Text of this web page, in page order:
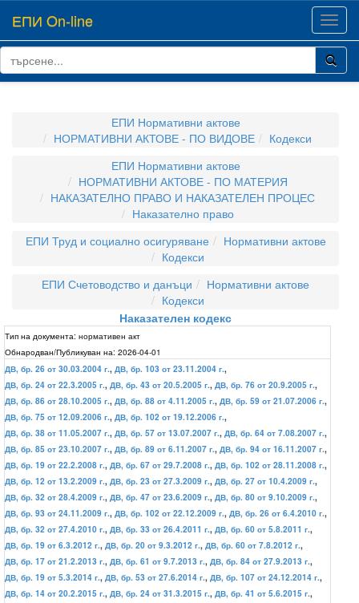
ЕПИ On-line
ЕПИ Нормативни актове
НОРМАТИВНИ АКТОВЕ - ПО ВИДОВЕ
Кодекси
ЕПИ Нормативни актове
НОРМАТИВНИ АКТОВЕ - ПО МАТЕРИЯ
НАКАЗАТЕЛНО ПРАВО И НАКАЗАТЕЛЕН ПРОЦЕС
Наказателно право
ЕПИ Труд и социално осигуряване
Нормативни актове
Кодекси
ЕПИ Счетоводство и данъци
Нормативни актове
Кодекси
Наказателен кодекс
Тип на документа: нормативен акт
Обнародван/Публикуван на: 2026-04-01
ДВ, бр. 26 от 30.03.2004 г., ДВ, бр. 103 от 23.11.2004 г.,
ДВ, бр. 24 от 22.3.2005 г., ДВ, бр. 43 от 20.5.2005 г., ДВ, бр. 76 от 20.9.2005 г.,
ДВ, бр. 86 от 28.10.2005 г., ДВ, бр. 88 от 4.11.2005 г., ДВ, бр. 59 от 21.07.2006 г.,
ДВ, бр. 75 от 12.09.2006 г., ДВ, бр. 102 от 19.12.2006 г.,
ДВ, бр. 38 от 11.05.2007 г., ДВ, бр. 57 от 13.07.2007 г., ДВ, бр. 64 от 7.08.2007 г.,
ДВ, бр. 85 от 23.10.2007 г., ДВ, бр. 89 от 6.11.2007 г., ДВ, бр. 94 от 16.11.2007 г.,
ДВ, бр. 19 от 22.2.2008 г., ДВ, бр. 67 от 29.7.2008 г., ДВ, бр. 102 от 28.11.2008 г.,
ДВ, бр. 12 от 13.2.2009 г., ДВ, бр. 23 от 27.3.2009 г., ДВ, бр. 27 от 10.4.2009 г.,
ДВ, бр. 32 от 28.4.2009 г., ДВ, бр. 47 от 23.6.2009 г., ДВ, бр. 80 от 9.10.2009 г.,
ДВ, бр. 93 от 24.11.2009 г., ДВ, бр. 102 от 22.12.2009 г., ДВ, бр. 26 от 6.4.2010 г.,
ДВ, бр. 32 от 27.4.2010 г., ДВ, бр. 33 от 26.4.2011 г., ДВ, бр. 60 от 5.8.2011 г.,
ДВ, бр. 19 от 6.3.2012 г., ДВ, бр. 20 от 9.3.2012 г., ДВ, бр. 60 от 7.8.2012 г.,
ДВ, бр. 17 от 21.2.2013 г., ДВ, бр. 61 от 9.7.2013 г., ДВ, бр. 84 от 27.9.2013 г.,
ДВ, бр. 19 от 5.3.2014 г., ДВ, бр. 53 от 27.6.2014 г., ДВ, бр. 107 от 24.12.2014 г.,
ДВ, бр. 14 от 20.2.2015 г., ДВ, бр. 24 от 31.3.2015 г., ДВ, бр. 41 от 5.6.2015 г.,